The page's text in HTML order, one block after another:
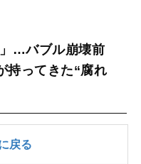
」…バブル崩壊前
持ってきた“腐れ
戻る